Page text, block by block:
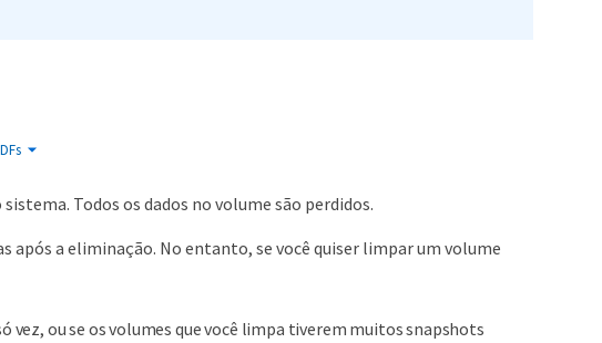
Todos os dados no volume são perdidos.
a eliminação. No entanto, se você quiser limpar um volume
vez, ou se os volumes que você limpa tiverem muitos snapshots